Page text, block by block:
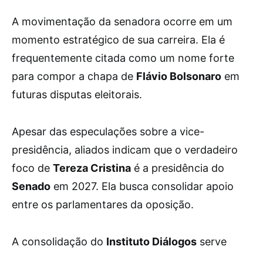
A movimentação da senadora ocorre em um
momento estratégico de sua carreira. Ela é
frequentemente citada como um nome forte
para compor a chapa de Flávio Bolsonaro em
futuras disputas eleitorais.
Apesar das especulações sobre a vice-
presidência, aliados indicam que o verdadeiro
foco de Tereza Cristina é a presidência do
Senado em 2027. Ela busca consolidar apoio
entre os parlamentares da oposição.
A consolidação do Instituto Diálogos serve